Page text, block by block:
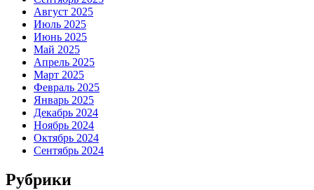
Август 2025
Июль 2025
Июнь 2025
Май 2025
Апрель 2025
Март 2025
Февраль 2025
Январь 2025
Декабрь 2024
Ноябрь 2024
Октябрь 2024
Сентябрь 2024
Рубрики